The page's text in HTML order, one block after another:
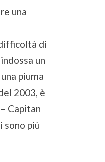
una
di
un
piuma
2003, è
Capitan
sono più